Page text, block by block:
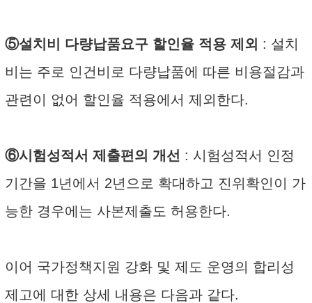
⑤설치비 다량납품요구 할인율 적용 제외 : 설치
비는 주로 인건비로 다량납품에 따른 비용절감과
관련이 없어 할인율 적용에서 제외한다.
⑥시험성적서 제출편의 개선 : 시험성적서 인정
기간을 1년에서 2년으로 확대하고 진위확인이 가
능한 경우에는 사본제출도 허용한다.
이어 국가정책지원 강화 및 제도 운영의 합리성
제고에 대한 상세 내용은 다음과 같다.